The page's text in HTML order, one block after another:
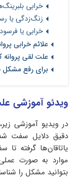
خرابی
زنگ‌زدگی یا
خرابی یا
علائم خرابی
علت لقی پروانه
برای رفع مشکل
ویدئو آموزشی
در ویدیو آموزشی
دقیق دلایل سفت
یاتاقان‌ها گرفته
موارد به‌ صورت
بتوانید مشکل را